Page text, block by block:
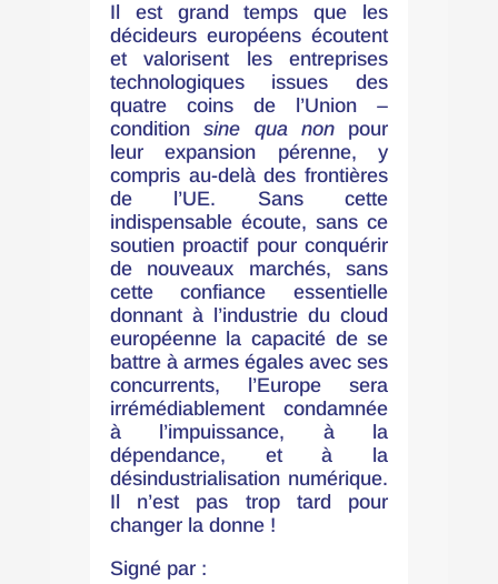
Il est grand temps que les
décideurs européens écoutent
et valorisent les entreprises
technologiques issues des
quatre coins de l’Union –
condition
sine qua non
pour
leur expansion pérenne, y
compris au-delà des frontières
de l’UE. Sans cette
indispensable écoute, sans ce
soutien proactif pour conquérir
de nouveaux marchés, sans
cette confiance essentielle
donnant à l’industrie du cloud
européenne la capacité de se
battre à armes égales avec ses
concurrents, l’Europe sera
irrémédiablement condamnée
à l’impuissance, à la
dépendance, et à la
désindustrialisation numérique.
Il n’est pas trop tard pour
changer la donne !
Signé par :